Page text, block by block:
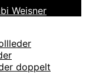
Weisner
doppelt